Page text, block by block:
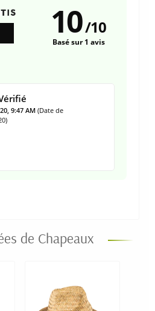
10/10
Basé sur 1 avis
9:47 AM(Date de
de Chapeaux